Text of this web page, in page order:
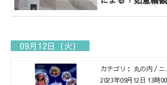
09月12日（火）
カテゴリ： 丸の内 /
2023年09月12日 13時